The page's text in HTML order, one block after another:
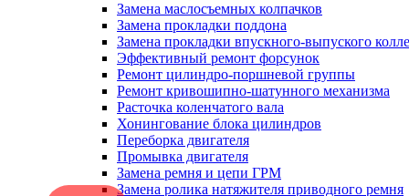
Замена маслосъемных колпачков
Замена прокладки поддона
Замена прокладки впускного-выпуского
Эффективный ремонт форсунок
Ремонт цилиндро-поршневой группы
Ремонт кривошипно-шатунного механизма
Расточка коленчатого вала
Хонингование блока цилиндров
Переборка двигателя
Промывка двигателя
Замена ремня и цепи ГРМ
Замена ролика натяжителя приводного ремня